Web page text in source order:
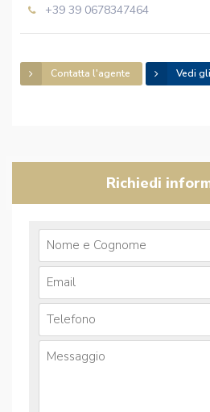
+39 39 0678347464
Contatta l'agente Vedi
Richiedi